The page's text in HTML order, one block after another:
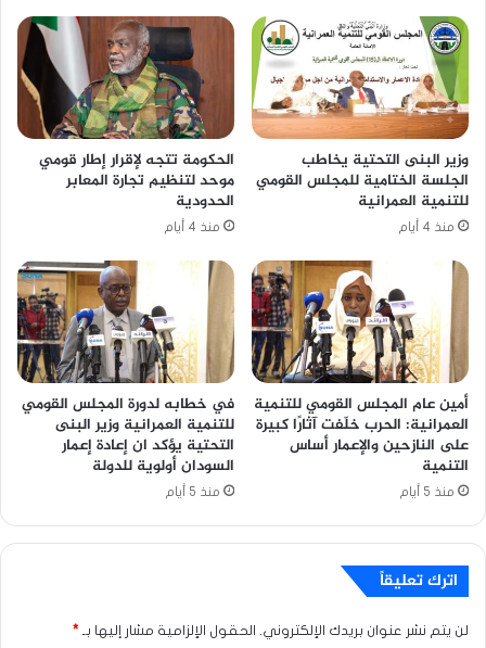
وزير البنى التحتية يخاطب
الجلسة الختامية للمجلس القومي
للتنمية العمرانية
منذ 4 أيام
الحكومة تتجه لإقرار إطار قومي
موحد لتنظيم تجارة المعابر
الحدودية
منذ 4 أيام
أمين عام المجلس القومي للتنمية
العمرانية: الحرب خلّفت آثارًا كبيرة
على النازحين والإعمار أساس
التنمية
منذ 5 أيام
في خطابه لدورة المجلس القومي
للتنمية العمرانية وزير البنى
التحتية يؤكد ان إعادة إعمار
السودان أولوية للدولة
منذ 5 أيام
اترك تعليقاً
لن يتم نشر عنوان بريدك الإلكتروني. الحقول الإلزامية مشار إليها بـ *